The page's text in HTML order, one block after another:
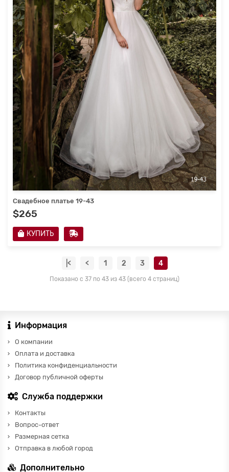
Свадебное платье 19-43
$265
КУПИТЬ
|< < 1 2 3 4
Показано с 37 по 43 из 43 (всего 4 страниц)
Информация
О компании
Оплата и доставка
Политика конфиденциальности
Договор публичной оферты
Служба поддержки
Контакты
Вопрос-ответ
Размерная сетка
Отправка в любой город
Дополнительно